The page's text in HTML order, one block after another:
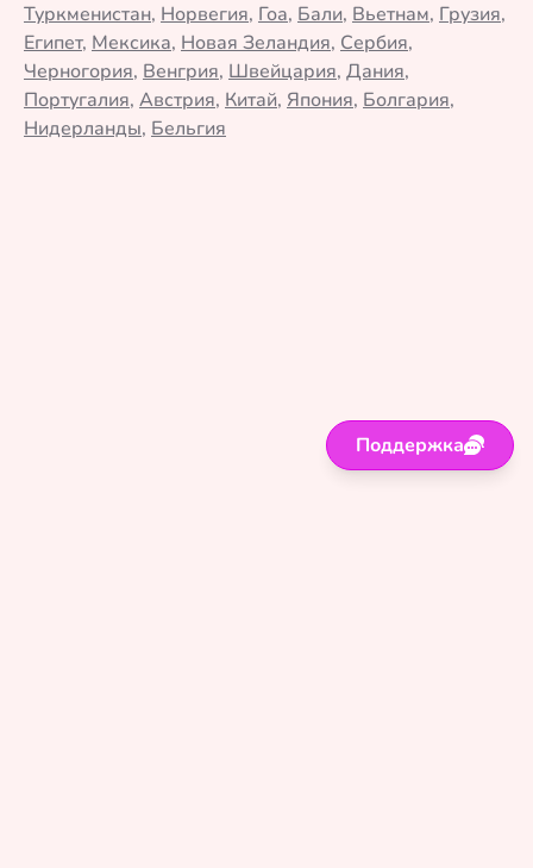
Туркменистан, Норвегия, Гоа, Бали, Вьетнам, Грузия,
Египет, Мексика, Новая Зеландия, Сербия,
Черногория, Венгрия, Швейцария, Дания,
Португалия, Австрия, Китай, Япония, Болгария,
Нидерланды, Бельгия
Поддержка